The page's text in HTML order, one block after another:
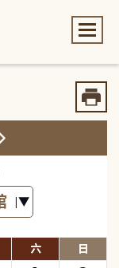
六 日